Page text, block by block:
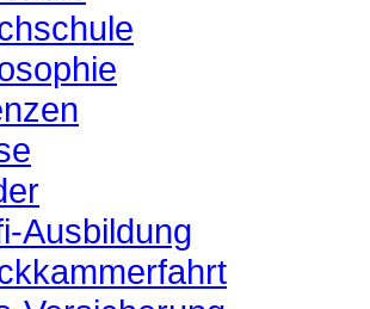
Ausbildung